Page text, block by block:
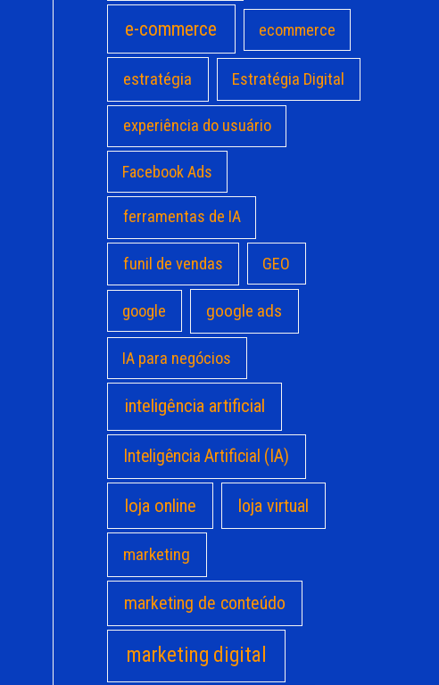
e-commerce ecommerce
estratégia Estratégia Digital
experiência do usuário
Facebook Ads
ferramentas de IA
funil de vendas GEO
google google ads
IA para negócios
inteligência artificial
Inteligência Artificial (IA)
loja online loja virtual
marketing
marketing de conteúdo
marketing digital